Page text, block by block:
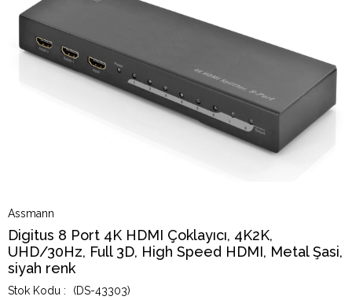
Assmann
Digitus 8 Port 4K HDMI Çoklayıcı, 4K2K,
UHD/30Hz, Full 3D, High Speed HDMI, Metal Şasi,
siyah renk
(DS-43303)